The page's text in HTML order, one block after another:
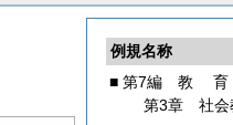
例規名称
■ 第7編 教 育
第3章 社会